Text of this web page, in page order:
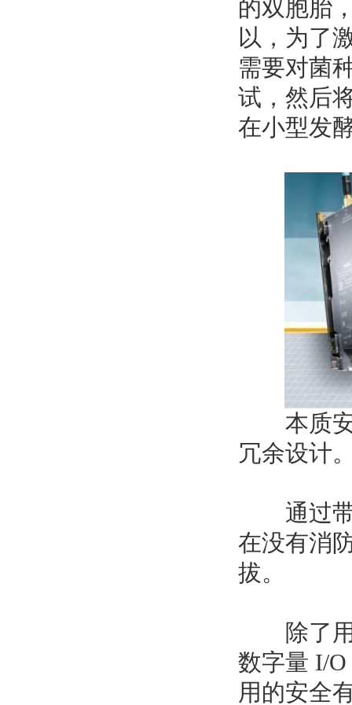
的双胞胎
以，为了
需要对菌
试，然后
在小型发
本质安
冗余设计
通过带
在没有消
拔。
除了用
数字量 I/
用的安全